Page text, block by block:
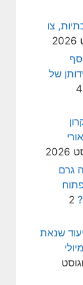
צו
של
4
גרם
2
שנאת